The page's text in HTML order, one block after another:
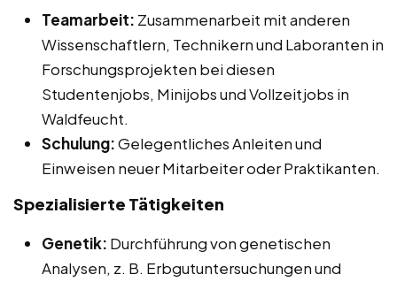
Teamarbeit: Zusammenarbeit mit anderen
Wissenschaftlern, Technikern und Laboranten in
Forschungsprojekten bei diesen
Studentenjobs, Minijobs und Vollzeitjobs in
Waldfeucht.
Schulung:Gelegentliches Anleiten und
Einweisen neuer Mitarbeiter oder Praktikanten.
Spezialisierte Tätigkeiten
Genetik: Durchführung von genetischen
Analysen, z. B. Erbgutuntersuchungen und